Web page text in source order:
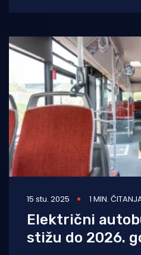
15 stu. 2025 1 MIN.
Električni
stižu do 2026.